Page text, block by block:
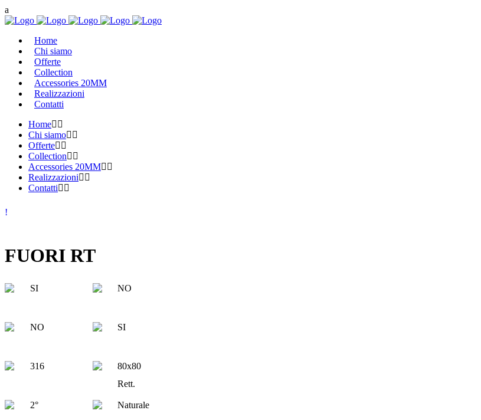
Home
Chi siamo
Offerte
Collection
Accessories 20MM
Realizzazioni
Contatti
Home
Chi siamo
Offerte
Collection
Accessories 20MM
Realizzazioni
Contatti
FUORI RT
SI NO
NO SI
316
80x80
Rett.
2° Naturale